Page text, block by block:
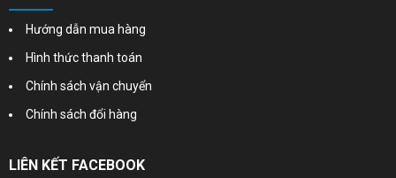
Hướng dẫn mua hàng
Hình thức thanh toán
Chính sách vận chuyển
Chính sách đổi hàng
LIÊN KẾT FACEBOOK